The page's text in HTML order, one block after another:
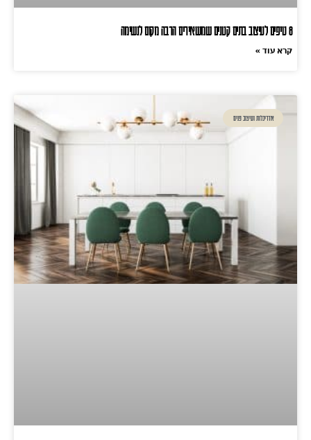
8 טיפים לעיצוב בתים קטנים שמשאירים הרבה מקום לנשימה
קרא עוד »
אדריכלות ועיצוב פנים